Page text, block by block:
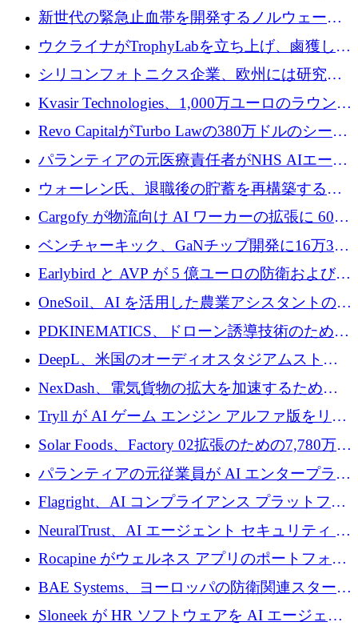
億ユーロの防衛および二重用途成長基金EDM
を開始、ヨーロッパのシリコンフォトニクス
に警告
新世代の緊急止血帯を開発するノルウェーの
スタートアップ企業を紹介する
ウクライナがTrophyLabを立ち上げ、鹵獲した
ロシア兵器を戦場の研究開発プラットフォー
ムに変える
シリコンフォトニクス企業、欧州には研究を
商業的に成功させるためのインフラが不足し
Kvasir Technologies、1,000万ユーロのラウンド
で成長を促進
Revo CapitalがTurbo Lawの380万ドルのシード
ラウンドを主導し、訴訟プラットフォームを
パランティアの元医療責任者がNHS AIエージ
ェントの立ち上げに1,000万ポンドを調達
ウォーレン氏、退職後の貯蓄を再構築するた
めに1,000万ユーロを調達
Cargofy が物流向け AI ワーカーの拡張に 600
万ドルを獲得
ベンチャーキック、GaNチップ開発に16万3千
ユーロでMinisaを支援
Earlybird と AVP が 5 億ユーロの防衛および二
重用途の成長基金である E2D を立ち上げる
OneSoil、AI を活用した農業アシスタントの拡
大に​​ 100 万ユーロを確保
PDKINEMATICS、ドローン誘導技術のために
200 万ユーロを調達
DeepL、米国のオーディオスタジアムストリ
ーミング事業Mixhaloを買収
NexDash、電気貨物の拡大を加速するために
EIT Urban Mobilityから250万ユーロを確保
Tryll が AI ゲーム エンジン アルファ版をリリ
ースし、60 万ドルのプレシード資金を確保
Solar Foods、Factory 02拡張のための7,780万ユ
ーロの資金調達パッケージを獲得
パランティアの元従業員が AI エンタープライ
ズ スタートアップの Conduct に 6,000 万ドル
を調達
Flagright、AI コンプライアンス プラットフォ
ームを拡張するためにシリーズ A で 1,250 万
ドルを確保
NeuralTrust、AI エージェント セキュリティ プ
ラットフォームの拡張に 2,000 万ドルを調達
Rocapine がウェルネス アプリのポートフォリ
オを拡大するためにシリーズ A で 1,300 万ド
ルを調達
BAE Systems、ヨーロッパの防衛関連スタート
アップの規模拡大を支援するために 5,000 万
Sloneek が HR ソフトウェアを AI エージェン